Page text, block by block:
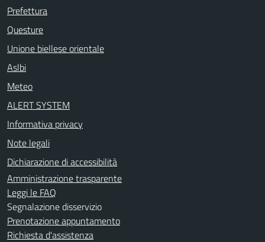
Prefettura
Questure
Unione biellese orientale
Aslbi
Meteo
ALERT SYSTEM
Informativa privacy
Note legali
Dichiarazione di accessibilità
Amministrazione trasparente
Leggi le FAQ
Segnalazione disservizio
Prenotazione appuntamento
Richiesta d'assistenza